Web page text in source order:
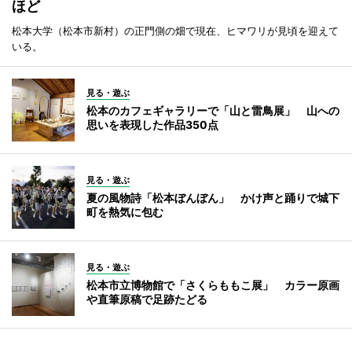
ほど
松本大学（松本市新村）の正門側の畑で現在、ヒマワリが見頃を迎えて
いる。
見る・遊ぶ
松本のカフェギャラリーで「山と雷鳥展」 山への
思いを表現した作品350点
見る・遊ぶ
夏の風物詩「松本ぼんぼん」 かけ声と踊りで城下
町を熱気に包む
見る・遊ぶ
松本市立博物館で「さくらももこ展」 カラー原画
や直筆原稿で足跡たどる